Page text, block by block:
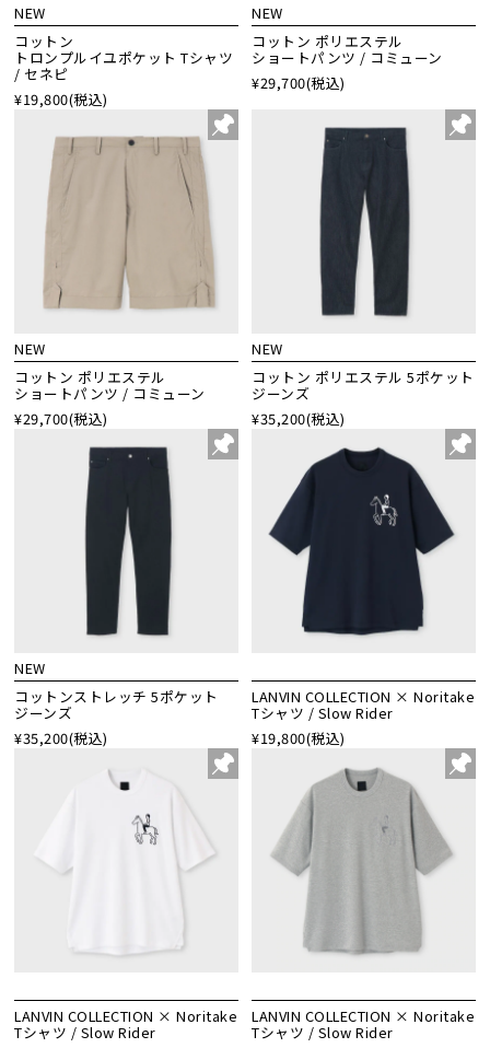
NEW
コットン
トロンプルイユポケット Tシャツ
/ セネピ
¥19,800(税込)
NEW
コットン ポリエステル
ショートパンツ / コミューン
¥29,700(税込)
NEW
コットン ポリエステル
ショートパンツ / コミューン
¥29,700(税込)
NEW
コットン ポリエステル 5ポケット
ジーンズ
¥35,200(税込)
NEW
コットンストレッチ 5ポケット
ジーンズ
¥35,200(税込)
LANVIN COLLECTION × Noritake
Tシャツ / Slow Rider
¥19,800(税込)
LANVIN COLLECTION × Noritake
Tシャツ / Slow Rider
LANVIN COLLECTION × Noritake
Tシャツ / Slow Rider